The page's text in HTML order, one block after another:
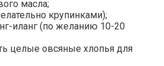
масла;
крупинками);
иланг (по желанию 10-20
целые овсяные хлопья для